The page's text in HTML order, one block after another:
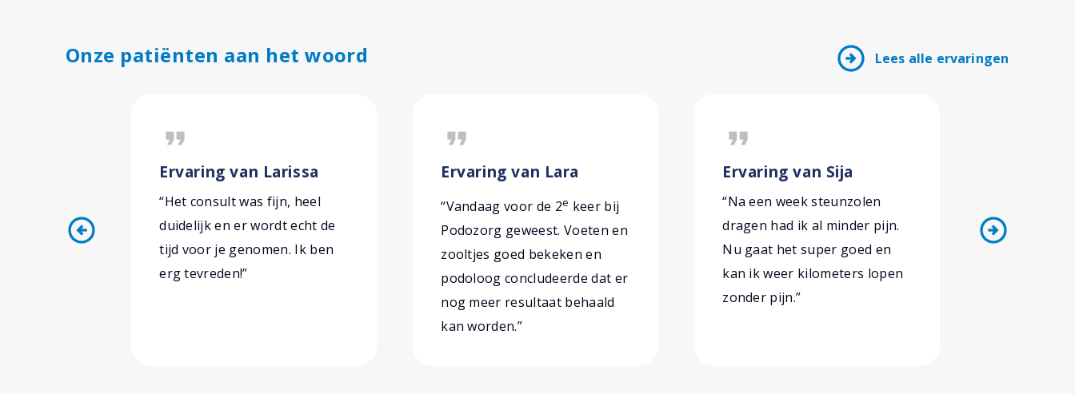
Onze patiënten aan het woord arrow_circle_right Lees alle ervaringen
arrow_circle_left
format_quote
Ervaring van Larissa
“Het consult was fijn, heel
duidelijk en er wordt echt de
tijd voor je genomen. Ik ben
erg tevreden!”
format_quote
Ervaring van Lara
“Vandaag voor de 2e keer bij
Podozorg geweest. Voeten en
zooltjes goed bekeken en
podoloog concludeerde dat er
nog meer resultaat behaald
kan worden.”
format_quote
Ervaring van Sija
“Na een week steunzolen
dragen had ik al minder pijn.
Nu gaat het super goed en
kan ik weer kilometers lopen
zonder pijn.”
“Ik had
arrow_circle_right